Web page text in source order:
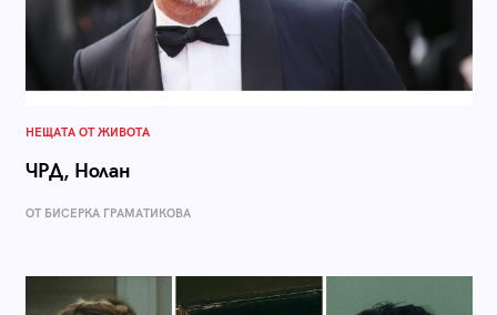
НЕЩАТА ОТ ЖИВОТА
ЧРД, Нолан
ОТ БИСЕРКА ГРАМАТИКОВА